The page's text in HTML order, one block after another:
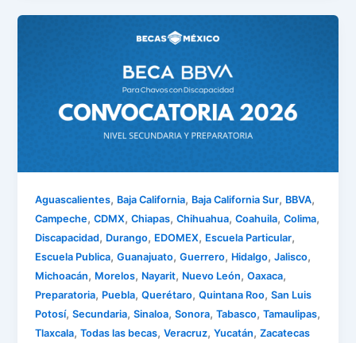
Aguascalientes, Baja California, Baja California Sur, BBVA,
Campeche,CDMX,Chiapas,Chihuahua,Coahuila,Colima,
Discapacidad, Durango, EDOMEX, Escuela Particular,
Escuela Publica,Guanajuato,Guerrero, Hidalgo,Jalisco,
Michoacán, Morelos, Nayarit, Nuevo León,Oaxaca,
Preparatoria, Puebla,Querétaro,Quintana Roo,San Luis
Potosí,Secundaria,Sinaloa,Sonora,Tabasco,Tamaulipas,
Tlaxcala,Todas las becas,Veracruz,Yucatán,Zacatecas